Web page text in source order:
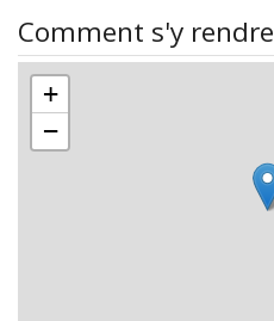
Comment s'y rendre
+
−